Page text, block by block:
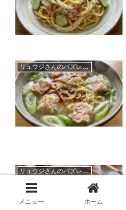
リュウジさんのバズレシピ
リュウジさんのバズレシピ
メニュー ホーム